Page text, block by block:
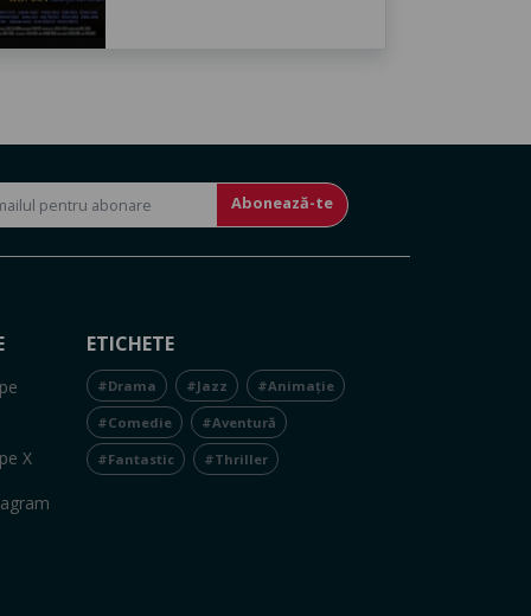
Abonează-te
X
ETICHETE
#Drama #Jazz #Animație
#Comedie #Aventură
#Fantastic #Thriller